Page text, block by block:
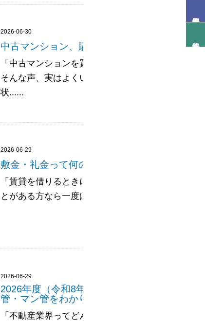
2026-06-30
中古マンション、購入前に見ておくべきポイ
「中古マンションを買おうと思っているけど、何
そんな声、実はよくいただきます。新築と違って
状......
2026-06-29
敷金・礼金って何のためにあるの？意外と知
「賃貸を借りるときに出てくる敷金・礼金って、
とがある方なら一度は目にしたことがあるはずな
2026-06-29
2026年度（令和8年度）不動産資格の試験日
管・マン管をわかりやすく解説🏠
「不動産業界ってどんな資格があるの？」「宅建